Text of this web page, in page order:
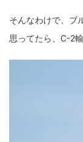
そんなわけで、ブ
思ってたら、C-2